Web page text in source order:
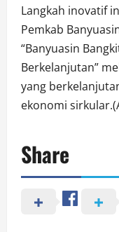
Langkah inovatif
Pemkab
“Banyuasin
Berkelanjutan”
yang
ekonomi
Share